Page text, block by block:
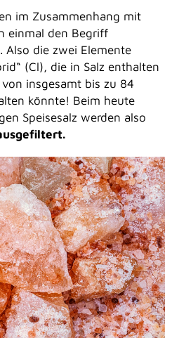
im Zusammenhang mit
einmal den Begriff
Also die zwei Elemente
(Cl), die in Salz enthalten
insgesamt bis zu 84
könnte! Beim heute
Speisesalz werden also